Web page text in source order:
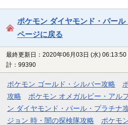
ポケモン ダイヤモンド・パー
ページに戻る
最終更新日：2020年06月03日 (水) 06:13:50
計：99390
ポケモン ゴールド・シルバー攻略
攻略
ポケモン オメガルビー・アル
ン ダイヤモンド・パール・プラチナ
ジョン 時・闇の探検隊攻略
ポケモ